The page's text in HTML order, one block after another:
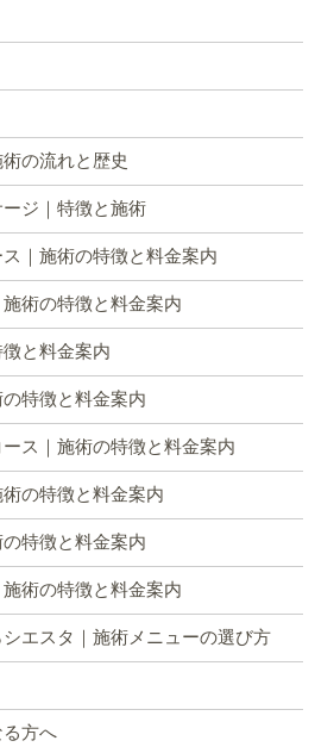
の流れと歴史
ジ｜特徴と施術
｜施術の特徴と料金案内
術の特徴と料金案内
と料金案内
特徴と料金案内
ス｜施術の特徴と料金案内
の特徴と料金案内
特徴と料金案内
術の特徴と料金案内
エスタ｜施術メニューの選び方
方へ